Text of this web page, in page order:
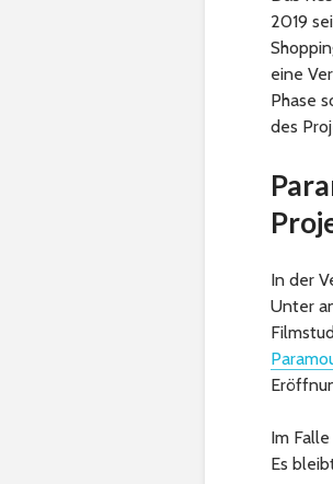
2019
eine
Phase
des
In der
Unter
Im
Es